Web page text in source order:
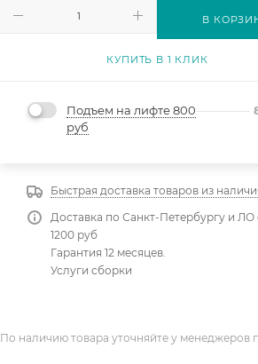
В
КУПИТЬ В 1 КЛИК
Подъем на лифте 800
руб
Быстрая доставка товаров из
Доставка по Санкт-Петербургу и ЛО
1200 руб
Гарантия 12 месяцев.
Услуги сборки
По наличию товара уточняйте у менеджеров